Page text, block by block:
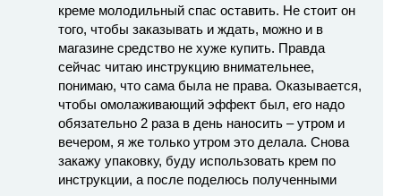
креме молодильный спас оставить. Не стоит он
того, чтобы заказывать и ждать, можно и в
магазине средство не хуже купить. Правда
сейчас читаю инструкцию внимательнее,
понимаю, что сама была не права. Оказывается,
чтобы омолаживающий эффект был, его надо
обязательно 2 раза в день наносить – утром и
вечером, я же только утром это делала. Снова
закажу упаковку, буду использовать крем по
инструкции, а после поделюсь полученными